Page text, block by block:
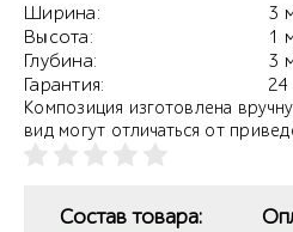
Ширина:
Высота:
Глубина:
Гарантия:
3
1
3
24
Композиция изготовлена
вид могут отличаться от
Состав товара: